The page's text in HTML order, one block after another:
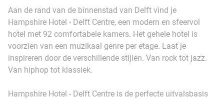
Aan de rand van de binnenstad van Delft vind je
Hampshire Hotel - Delft Centre, een modern en sfeervol
hotel met 92 comfortabele kamers. Het gehele hotel is
voorzien van een muzikaal genre per etage. Laat je
inspireren door de verschillende stijlen. Van rock tot jazz.
Van hiphop tot klassiek.
Hampshire Hotel - Delft Centre is de perfecte uitvalsbasis